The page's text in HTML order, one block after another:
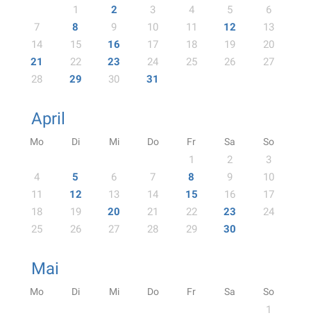
1 2 3 4 5
6
7
8 9 10 11 12
13
14
15 16 17 18 19
20
21
22 23 24 25 26
27
28
29 30 31
April
Mo Di Mi Do Fr Sa So
1 2
3
4
5 6 7 8 9
10
11
12 13 14 15 16
17
18
19 20 21 22 23
24
25
26 27 28 29 30
Mai
Mo Di Mi Do Fr Sa So
1